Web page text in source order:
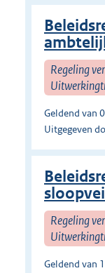
Regeling
Geldend van
Uitgegeven
Regeling
Geldend van